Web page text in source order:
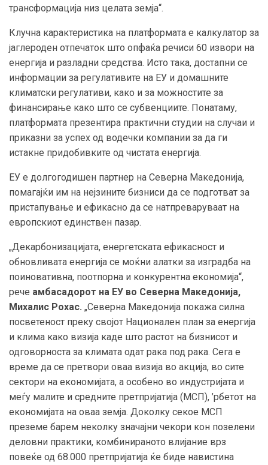
трансформација низ целата земја“.
Клучна карактеристика на платформата е калкулатор за
јаглероден отпечаток што опфаќа речиси 60 извори на
енергија и разладни средства. Исто така, достапни се
информации за регулативите на ЕУ и домашните
климатски регулативи, како и за можностите за
финансирање како што се субвенциите. Понатаму,
платформата презентира практични студии на случаи и
приказни за успех од водечки компании за да ги
истакне придобивките од чистата енергија.
ЕУ е долгогодишен партнер на Северна Македонија,
помагајќи им на нејзините бизниси да се подготват за
пристапување и ефикасно да се натпреваруваат на
европскиот единствен пазар.
„Декарбонизацијата, енергетската ефикасност и
обновливата енергија се моќни алатки за изградба на
поиновативна, поотпорна и конкурентна економија“,
рече амбасадорот на ЕУ во Северна Македонија,
Михалис Рохас. „Северна Македонија покажа силна
посветеност преку својот Национален план за енергија
и клима како визија каде што растот на бизнисот и
одговорноста за климата одат рака под рака. Сега е
време да се претвори оваа визија во акција, во сите
сектори на економијата, а особено во индустријата и
меѓу малите и средните претпријатија (МСП), ’рбетот на
економијата на оваа земја. Доколку секое МСП
преземе барем неколку значајни чекори кон позелени
деловни практики, комбинираното влијание врз
повеќе од 68.000 претпријатија ќе биде навистина